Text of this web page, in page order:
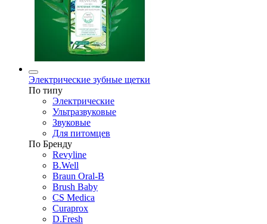
Электрические зубные щетки
По типу
Электрические
Ультразвуковые
Звуковые
Для питомцев
По Бренду
Revyline
B.Well
Braun Oral-B
Brush Baby
CS Medica
Curaprox
D.Fresh